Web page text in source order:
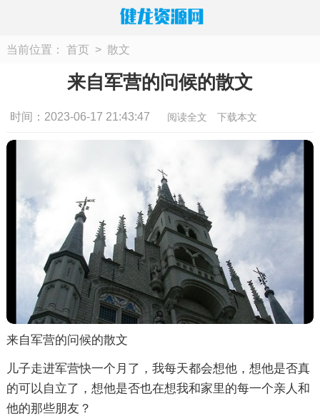
当前位置： 首页 > 散文
来自军营的问候的散文
时间：2023-06-17 21:43:47 阅读全文 下载本文
来自军营的问候的散文
儿子走进军营快一个月了，我每天都会想他，想他是否真
的可以自立了，想他是否也在想我和家里的每一个亲人和
他的那些朋友？